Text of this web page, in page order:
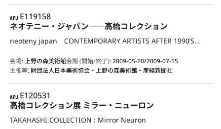
APJ
E119158
ネオテニー・ジャパン――高橋コレクション
neoteny japan CONTEMPORARY ARTISTS AFTER 1990’S――FROM TAKAHASHI COLLECTION
会場:上野の森美術館会期 (開始/終了):2009-05-20/2009-07-15
主催等: 財団法人日本美術協会・上野の森美術館・産経新聞社
APJ
E120531
高橋コレクション展 ミラー・ニューロン
TAKAHASHI COLLECTION : Mirror Neuron